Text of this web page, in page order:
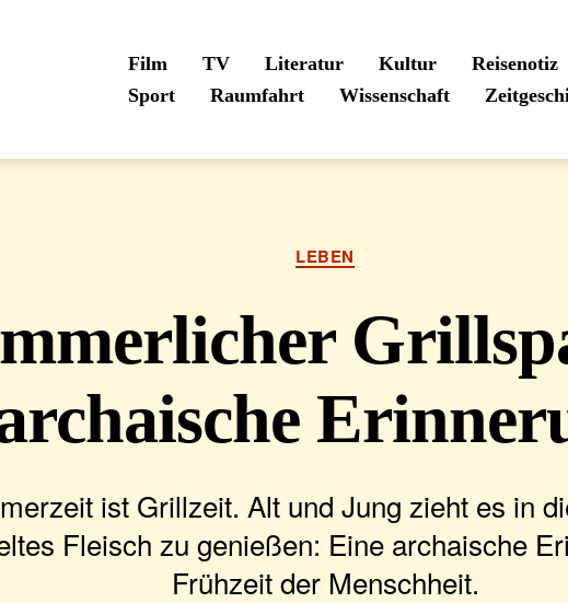
Film TV Literatur Kultur Reisenotiz
Sport
Raumfahrt Wissenschaft
Kategorien
LEBEN
ist Grillzeit. Alt und Jung zieht es in
Fleisch zu genießen: Eine archaische
Frühzeit der Menschheit.